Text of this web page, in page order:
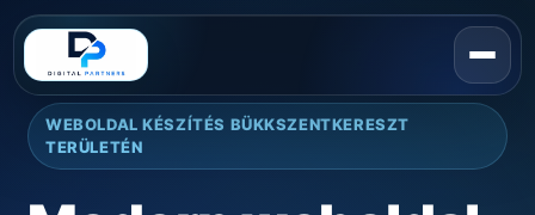
WEBOLDAL KÉSZÍTÉS BÜKKSZENTKERESZT
TERÜLETÉN